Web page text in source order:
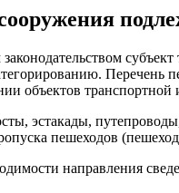
Перечень
объектов
эстакады,
пешеходов
направления